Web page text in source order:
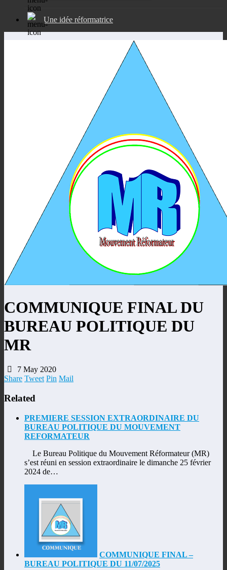
Une idée réformatrice
COMMUNIQUE FINAL DU
BUREAU POLITIQUE DU
MR
7 May 2020
Share Tweet Pin Mail
Related
PREMIERE SESSION EXTRAORDINAIRE DU
BUREAU POLITIQUE DU MOUVEMENT
REFORMATEUR
Le Bureau Politique du Mouvement Réformateur (MR)
s’est réuni en session extraordinaire le dimanche 25 février
2024 de…
COMMUNIQUE FINAL –
BUREAU POLITIQUE DU 11/07/2025